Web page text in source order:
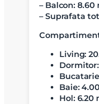
– Balcon: 8.60
– Suprafata
Living:
Baie:
Hol: 6.20